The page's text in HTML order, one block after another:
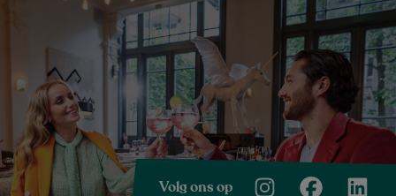
Volg ons op